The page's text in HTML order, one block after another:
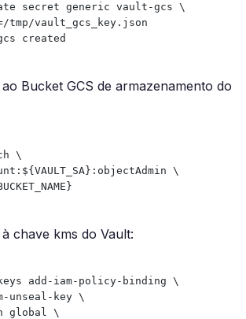
secret generic vault-gcs \
vault_gcs_key.json
created
Bucket GCS de armazenamento do
\
\
chave kms do Vault:
add-iam-policy-binding \
unseal-key \
global \